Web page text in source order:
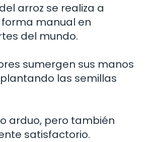
arroz se realiza a
manual en
del mundo.
sumergen sus manos
las semillas
arduo, pero también
satisfactorio.